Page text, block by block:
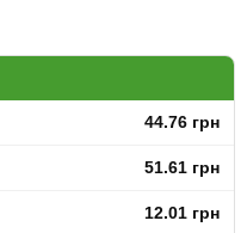
44.76 грн
51.61 грн
12.01 грн